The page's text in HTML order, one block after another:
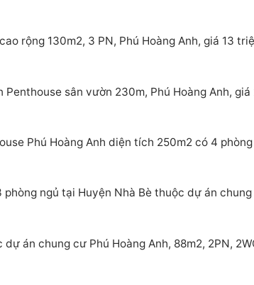
rộng 130m2, 3 PN, Phú Hoàng Anh, giá 13
Penthouse sân vườn 230m, Phú Hoàng Anh,
Phú Hoàng Anh diện tích 250m2 có 4
phòng ngủ tại Huyện Nhà Bè thuộc dự án
án chung cư Phú Hoàng Anh, 88m2, 2PN,